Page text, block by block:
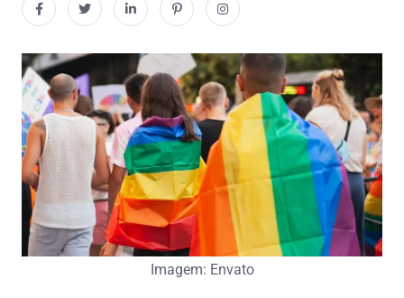
Imagem: Envato